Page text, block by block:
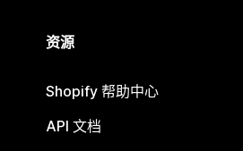
资源
Shopify 帮助中心
API 文档